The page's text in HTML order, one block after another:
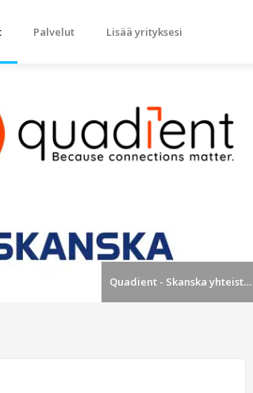
Palvelut Lisää yrityksesi
Quadient - Skanska yhteistyö